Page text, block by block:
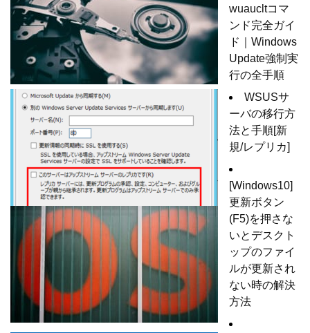
wuaucltコマ
ンド完全ガイ
ド｜Windows
Update強制実
行の全手順
WSUSサ
ーバの移行方
法と手順[新
規/レプリカ]
[Windows10]
更新ボタン
(F5)を押さな
いとデスクト
ップのファイ
ルが更新され
ない時の解決
方法